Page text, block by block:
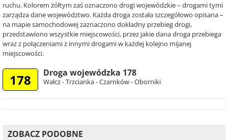
ruchu. Kolorem żółtym zaś oznaczono drogi wojewódzkie – drogami tymi
zarządza dane województwo. Każda droga została szczegółowo opisana –
na mapie samochodowej zaznaczono dokładny przebieg drogi,
przedstawiono wszystkie miejscowości, przez jakie dana droga przebiega
wraz z połączeniami z innymi drogami w każdej kolejno mijanej
miejscowości.
178 Droga wojewódzka 178
Wałcz - Trzcianka - Czarnków - Oborniki
ZOBACZ PODOBNE